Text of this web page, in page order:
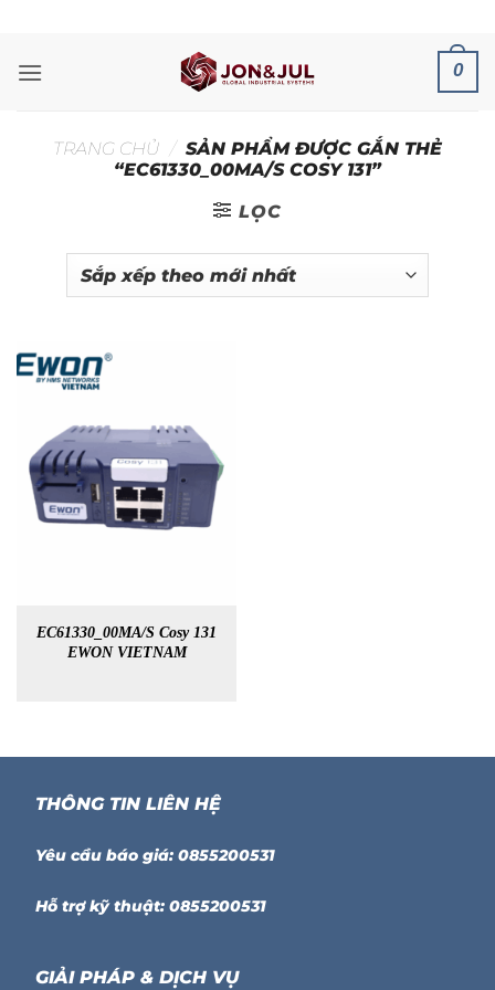
nội
0
TRANG CHỦ / SẢN PHẨM ĐƯỢC GẮN THẺ
“EC61330_00MA/S COSY 131”
LỌC
EC61330_00MA/S Cosy 131
EWON VIETNAM
THÔNG TIN LIÊN HỆ
Yêu cầu báo giá: 0855200531
Hỗ trợ kỹ thuật: 0855200531
GIẢI PHÁP & DỊCH VỤ